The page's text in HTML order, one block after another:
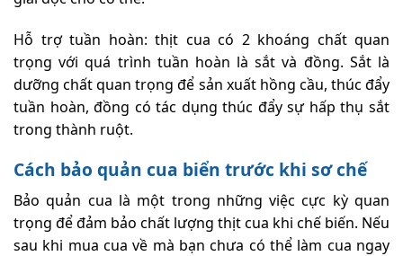
Hỗ trợ tuần hoàn: thịt cua có 2 khoáng chất quan
trọng với quá trình tuần hoàn là sắt và đồng. Sắt là
dưỡng chất quan trọng để sản xuất hồng cầu, thúc đẩy
tuần hoàn, đồng có tác dụng thúc đẩy sự hấp thụ sắt
trong thành ruột.
Cách bảo quản cua biển trước khi sơ chế
Bảo quản cua là một trong những việc cực kỳ quan
trọng để đảm bảo chất lượng thịt cua khi chế biến. Nếu
sau khi mua cua về mà bạn chưa có thể làm cua ngay